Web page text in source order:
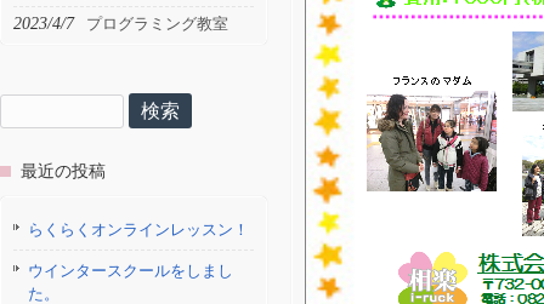
2023/4/7 プログラミング教室
索:
最近の投稿
らくらくオンラインレッスン！
ウインタースクールをしまし
た。